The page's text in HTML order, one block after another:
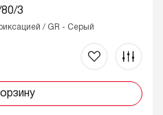
80/3
/ GR - Серый